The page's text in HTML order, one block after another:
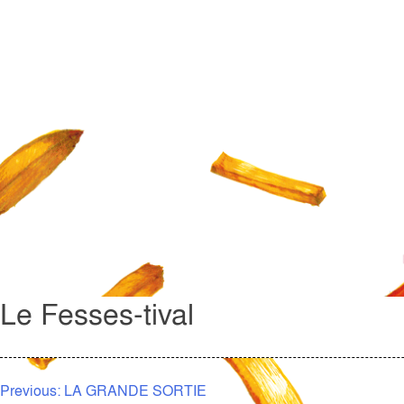
Le Fesses-tival
NAVIGATION
Previous: LA GRANDE SORTIE